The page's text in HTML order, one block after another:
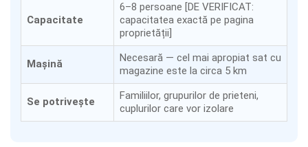
Capacitate
6–8 persoane [DE VERIFICAT:
capacitatea exactă pe pagina
proprietății]
Mașină
Necesară — cel mai apropiat sat cu
magazine este la circa 5 km
Se potrivește
Familiilor, grupurilor de prieteni,
cuplurilor care vor izolare